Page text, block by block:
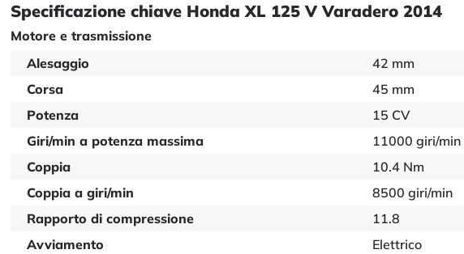
Specificazione chiave Honda XL 125 V Varadero 2014
Motore e trasmissione
Alesaggio
42 mm
Corsa
45 mm
Potenza
15 CV
Giri/min a potenza massima
11000 giri/min
Coppia
10.4 Nm
Coppia a giri/min
8500 giri/min
Rapporto di compressione
11.8
Avviamento
Elettrico